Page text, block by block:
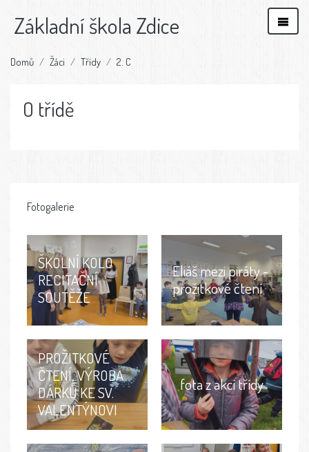
Základní škola Zdice
Domů Žáci Třídy 2. C
O třídě
Fotogalerie
ŠKOLNÍ KOLO
RECITAČNÍ
SOUTĚŽE
Eliáš mezi piráty -
prožitkové čtení
PROŽITKOVÉ
ČTENÍ, VÝROBA
DÁRKŮ KE SV.
VALENTÝNOVI
fota z akcí třídy